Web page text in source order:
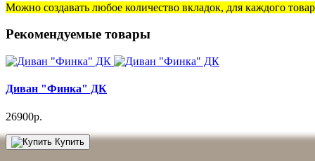
Можно создавать любое количество вкладок, для каждого
Рекомендуемые товары
Диван "Финка" ДК
26900р.
Купить